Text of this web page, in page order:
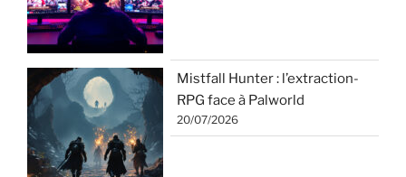
Mistfall Hunter : l’extraction-
RPG face à Palworld
20/07/2026